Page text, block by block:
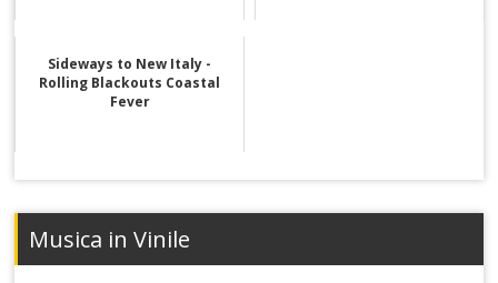
Sideways to New Italy -
Rolling Blackouts Coastal
Fever
Musica in Vinile